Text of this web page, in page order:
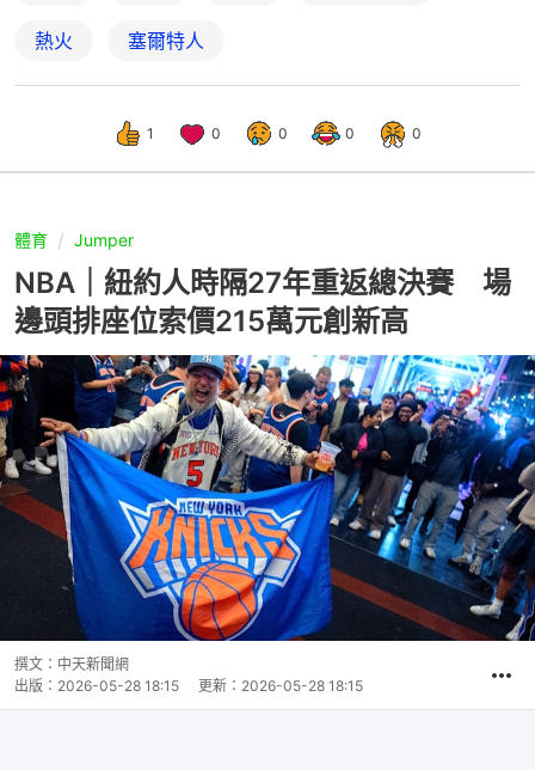
熱火 塞爾特人
1 0 0 0 0
體育 Jumper
NBA｜紐約人時隔27年重返總決賽 場
邊頭排座位索價215萬元創新高
撰文： 中天新聞網
出版： 2026-05-28 18:15 更新： 2026-05-28 18:15